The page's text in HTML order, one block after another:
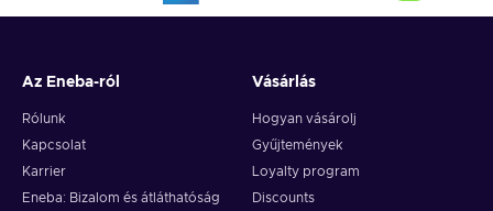
Az Eneba-ról
Rólunk
Kapcsolat
Karrier
Eneba: Bizalom és átláthatóság
Vásárlás
Hogyan vásárolj
Gyűjtemények
Loyalty program
Discounts